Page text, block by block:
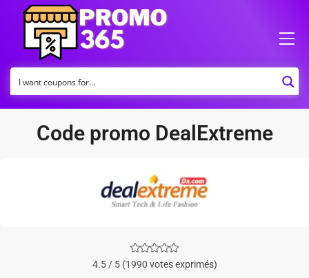
Code promo DealExtreme
4.5 / 5 (1990 votes exprimés)